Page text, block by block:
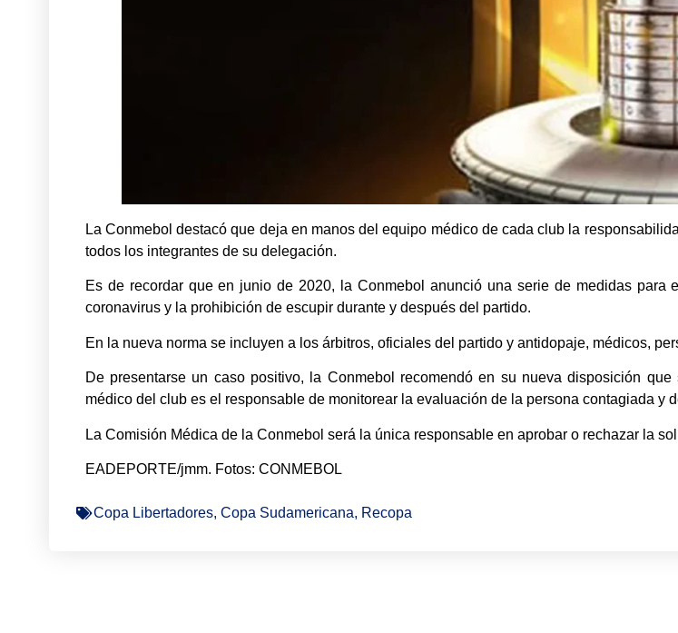
La Conmebol destacó que deja en manos del equipo médico de cada club la
todos los integrantes de su delegación.
Es de recordar que en junio de 2020, la Conmebol anunció una serie de medidas para
coronavirus y la prohibición de escupir durante y después del partido.
En la nueva norma se incluyen a los árbitros, oficiales del partido y antidopaje, médicos,
De presentarse un caso positivo, la Conmebol recomendó en su nueva disposición
médico del club es el responsable de monitorear la evaluación de la persona contagiada y
La Comisión Médica de la Conmebol será la única responsable en aprobar o rechazar la
EADEPORTE/jmm. Fotos: CONMEBOL
Copa Libertadores, Copa Sudamericana, Recopa